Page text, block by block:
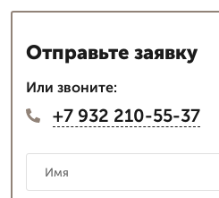
Отправьте заявку
Или звоните:
+7 932 210-55-37